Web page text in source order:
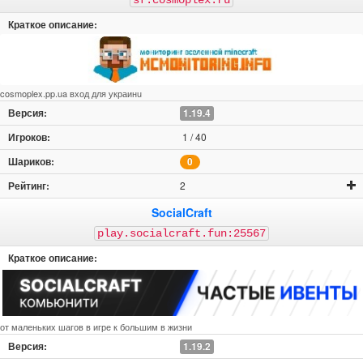
1.8.8
1.8 1.7.10
1.7.2 1.7
1.6.4
1.6.2
1.6 1.5.2
1.5
1.4.7
ПЕ ПЕ 1.21
ПЕ 1.20
ПЕ 1.19.81
ПЕ 1.19.63 ПЕ 1.19.50
ПЕ 1.19.40
ПЕ 1.19.30
ПЕ 1.19.20 ПЕ 1.19.10
ПЕ 1.19.0
ПЕ 1.18.30
ПЕ 1.18.12 ПЕ 1.18.10
ПЕ 1.18.2
ПЕ 1.17.41 ПЕ 1.17.40
ПЕ 1.17
ПЕ 1.16 ПЕ 1.14
ПЕ 1.13
ПЕ 1.12
ПЕ 1.11 ПЕ 1.10
ПЕ 1.8
ПЕ 1.7 ПЕ 1.6
ПЕ 1.2
ПЕ 1.1
ПЕ 1.0 ПЕ 0.16
cosmoplex.pp.ua вход для украинu
1.19.4
1 / 40
0
2
SocialCraft
play.socialcraft.fun:25567
от маленьких шагов в игре к большим в жизни
1.19.2